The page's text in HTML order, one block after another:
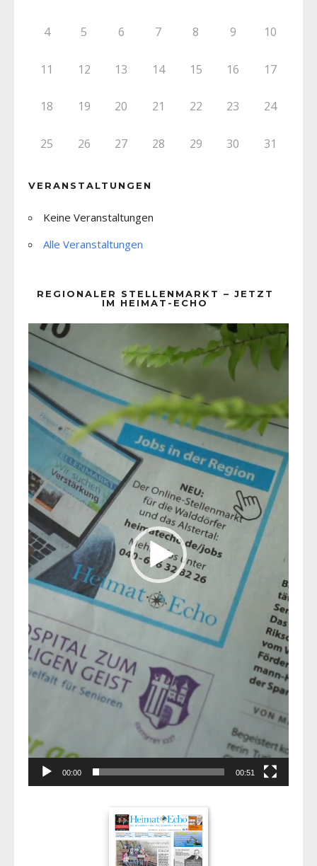
4 5 6 7 8 9 10
11 12 13 14 15 16 17
18 19 20 21 22 23 24
25 26 27 28 29 30 31
VERANSTALTUNGEN
Keine Veranstaltungen
Alle Veranstaltungen
REGIONALER STELLENMARKT – JETZT
IM HEIMAT-ECHO
Player
00:00 00:51